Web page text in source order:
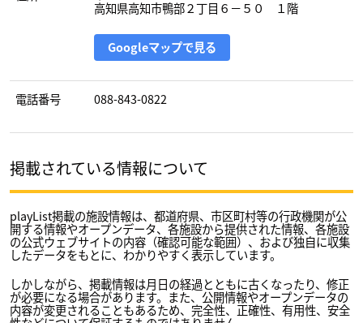
高知県高知市鴨部２丁目６－５０ １階
Googleマップで見る
電話番号 088-843-0822
掲載されている情報について
playList掲載の施設情報は、都道府県、市区町村等の行政機関が公
開する情報やオープンデータ、各施設から提供された情報、各施設
の公式ウェブサイトの内容（確認可能な範囲）、および独自に収集
したデータをもとに、わかりやすく表示しています。
しかしながら、掲載情報は月日の経過とともに古くなったり、修正
が必要になる場合があります。また、公開情報やオープンデータの
内容が変更されることもあるため、完全性、正確性、有用性、安全